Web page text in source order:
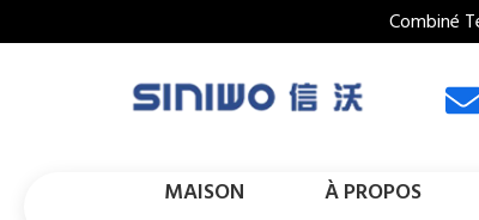
Combiné
MAISON À PROPOS